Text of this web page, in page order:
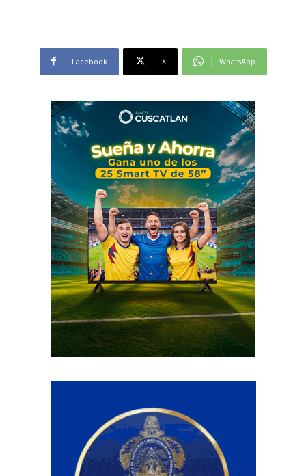
Facebook X WhatsApp